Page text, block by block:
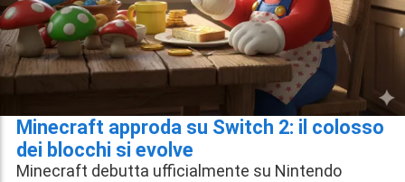
Minecraft approda su Switch 2: il colosso
dei blocchi si evolve
Minecraft debutta ufficialmente su Nintendo